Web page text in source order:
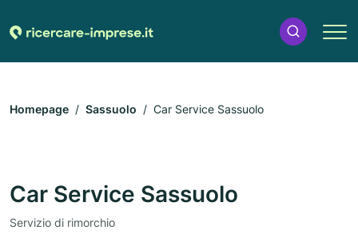
Homepage Sassuolo Car Service Sassuolo
Car Service Sassuolo
Servizio di rimorchio